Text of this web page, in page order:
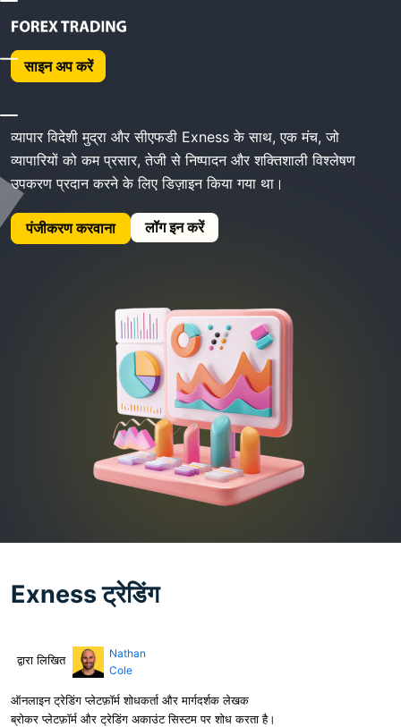
साइन अप करें
होम Exness ट्रेडिंग
Exness ट्रेडिंग
व्यापार विदेशी मुद्रा और सीएफडी Exness के साथ, एक मंच, जो
व्यापारियों को कम प्रसार, तेजी से निष्पादन और शक्तिशाली विश्लेषण
उपकरण प्रदान करने के लिए डिज़ाइन किया गया था।
पंजीकरण करवाना लॉग इन करें
Exness ट्रेडिंग
द्वारा लिखित
Nathan
Cole
ऑनलाइन ट्रेडिंग प्लेटफ़ॉर्म शोधकर्ता और मार्गदर्शक लेखक
ब्रोकर प्लेटफ़ॉर्म और ट्रेडिंग अकाउंट सिस्टम पर शोध करता है।